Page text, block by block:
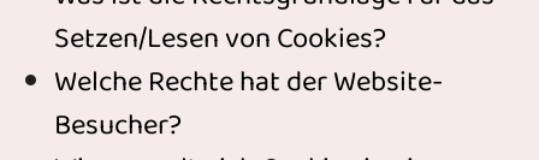
Setzen/Lesen von Cookies?
Welche Rechte hat der Website-
Besucher?